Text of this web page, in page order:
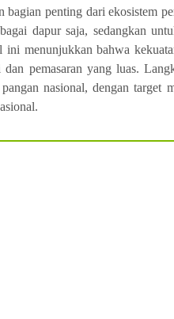
bagian penting dari ekosistem
dapur saja, sedangkan
ini menunjukkan bahwa
pemasaran yang luas.
nasional, dengan target